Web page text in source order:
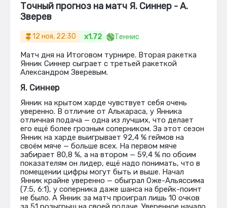
Точный прогноз на матч Я. Синнер - А.
Зверев
12 ноя, 22:30 x1.72 Теннис
Матч дня на Итоговом турнире. Вторая ракетка
Янник Синнер сыграет с третьей ракеткой
Александром Зверевым.
Я. Синнер
Янник на крытом харде чувствует себя очень
уверенно. В отличие от Алькараса, у Янника
отличная подача — одна из лучших, что делает
его ещё более грозным соперником. За этот сезон
Янник на харде выигрывает 92,4 % геймов на
своём мяче — больше всех. На первом мяче
забирает 80,8 %, а на втором — 59,4 % по обоим
показателям он лидер, ещё надо понимать, что в
помещении цифры могут быть и выше. Начал
Янник крайне уверенно — обыграл Оже-Альяссима
(7:5, 6:1), у соперника даже шанса на брейк-поинт
не было. А Янник за матч проиграл лишь 10 очков